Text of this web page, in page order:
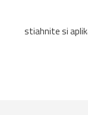
stiahnite si